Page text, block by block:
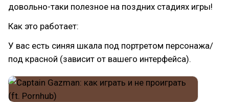
довольно-таки полезное на поздних стадиях игры!
Как это работает:
У вас есть синяя шкала под портретом персонажа/
под красной (зависит от вашего интерфейса).